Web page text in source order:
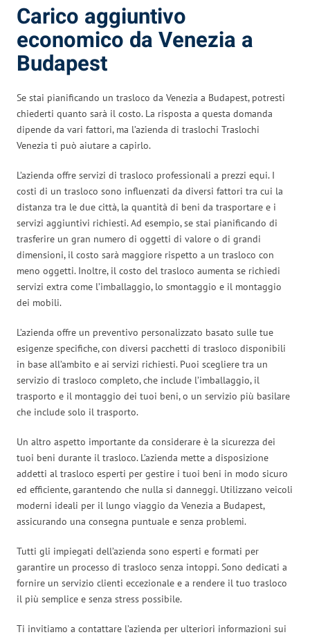
Carico aggiuntivo
economico da Venezia a
Budapest
Se stai pianificando un trasloco da Venezia a Budapest, potresti
chiederti quanto sarà il costo. La risposta a questa domanda
dipende da vari fattori, ma l’azienda di traslochi Traslochi
Venezia ti può aiutare a capirlo.
L’azienda offre servizi di trasloco professionali a prezzi equi. I
costi di un trasloco sono influenzati da diversi fattori tra cui la
distanza tra le due città, la quantità di beni da trasportare e i
servizi aggiuntivi richiesti. Ad esempio, se stai pianificando di
trasferire un gran numero di oggetti di valore o di grandi
dimensioni, il costo sarà maggiore rispetto a un trasloco con
meno oggetti. Inoltre, il costo del trasloco aumenta se richiedi
servizi extra come l’imballaggio, lo smontaggio e il montaggio
dei mobili.
L’azienda offre un preventivo personalizzato basato sulle tue
esigenze specifiche, con diversi pacchetti di trasloco disponibili
in base all’ambito e ai servizi richiesti. Puoi scegliere tra un
servizio di trasloco completo, che include l’imballaggio, il
trasporto e il montaggio dei tuoi beni, o un servizio più basilare
che include solo il trasporto.
Un altro aspetto importante da considerare è la sicurezza dei
tuoi beni durante il trasloco. L’azienda mette a disposizione
addetti al trasloco esperti per gestire i tuoi beni in modo sicuro
ed efficiente, garantendo che nulla si danneggi. Utilizzano veicoli
moderni ideali per il lungo viaggio da Venezia a Budapest,
assicurando una consegna puntuale e senza problemi.
Tutti gli impiegati dell’azienda sono esperti e formati per
garantire un processo di trasloco senza intoppi. Sono dedicati a
fornire un servizio clienti eccezionale e a rendere il tuo trasloco
il più semplice e senza stress possibile.
Ti invitiamo a contattare l’azienda per ulteriori informazioni sui